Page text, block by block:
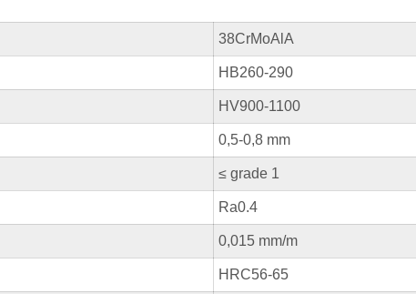
38CrMoAlA
HB260-290
HV900-1100
0,5-0,8 mm
≤ grade 1
Ra0.4
0,015 mm/m
HRC56-65